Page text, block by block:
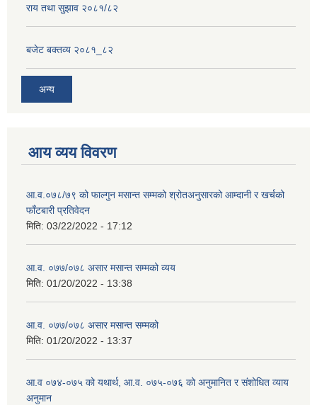
राय तथा सुझाव २०८१/८२
बजेट बक्तव्य २०८१_८२
अन्य
आय व्यय विवरण
आ.व.०७८/७९ को फाल्गुन मसान्त सम्मको श्रोतअनुसारको आम्दानी र खर्चको
फाँटबारी प्रतिवेदन
मिति: 03/22/2022 - 17:12
आ.व. ०७७/०७८ असार मसान्त सम्मको व्यय
मिति: 01/20/2022 - 13:38
आ.व. ०७७/०७८ असार मसान्त सम्मको
मिति: 01/20/2022 - 13:37
आ.व ०७४-०७५ को यथार्थ, आ.व. ०७५-०७६ को अनुमानित र संशोधित व्याय
अनुमान